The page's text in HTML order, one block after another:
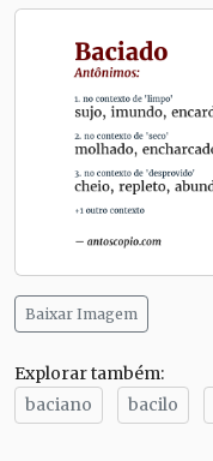
Baixar Imagem
Explorar também:
baciano
bacilo